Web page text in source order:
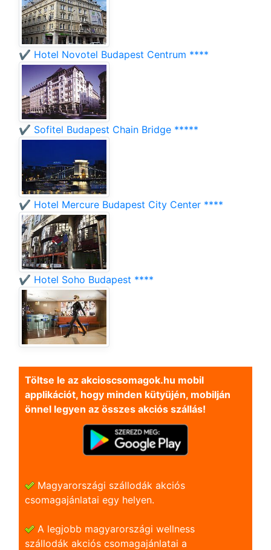
✔️ Hotel Novotel Budapest Centrum ****
✔️ Sofitel Budapest Chain Bridge *****
✔️ Hotel Mercure Budapest City Center ****
✔️ Hotel Soho Budapest ****
Töltse le az akcioscsomagok.hu mobil
applikációt, hogy minden kütyüjén, mobilján
önnel legyen az összes akciós szállás!
Magyarországi szállodák akciós
csomagajánlatai egy helyen.
A legjobb magyarországi wellness
szállodák akciós csomagajánlatai a